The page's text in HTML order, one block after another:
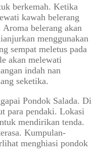
berkemah. Ketika
kawah belerang
belerang akan
menggunakan
sempat meletus pada
akan melewati
indah nan
seketika.
Pondok Salada. Di
para pendaki. Lokasi
mendirikan tenda.
Kumpulan-
menghiasi pondok